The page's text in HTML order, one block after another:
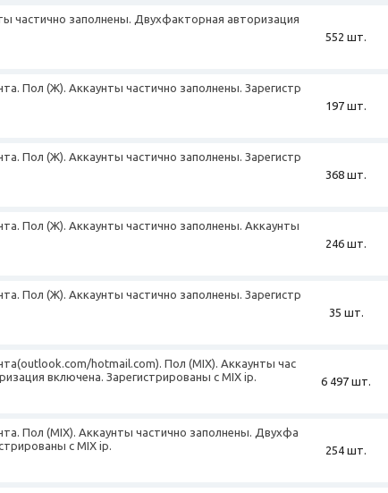
частично заполнены. Двухфакторная авторизация
552 шт.
Пол (Ж). Аккаунты частично заполнены. Зарегистр
197 шт.
Пол (Ж). Аккаунты частично заполнены. Зарегистр
368 шт.
Пол (Ж). Аккаунты частично заполнены. Аккаунты
246 шт.
Пол (Ж). Аккаунты частично заполнены. Зарегистр
35 шт.
hotmail.com). Пол (MIX). Аккаунты час
включена. Зарегистрированы с MIX ip.
6 497 шт.
Пол (MIX). Аккаунты частично заполнены. Двухфа
с MIX ip.
254 шт.